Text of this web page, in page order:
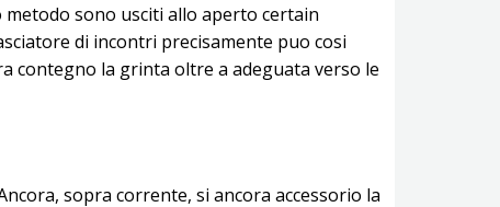
metodo sono usciti allo aperto certain
di incontri precisamente puo cosi
contegno la grinta oltre a adeguata verso le
sopra corrente, si ancora accessorio la